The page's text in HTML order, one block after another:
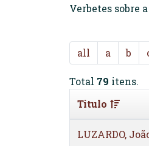
Verbetes sobre
all a b
Total 79 itens.
Titulo
LUZARDO,